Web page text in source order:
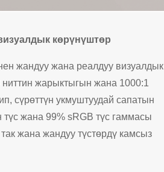
көрүнүштөр
жандуу жана реалдуу визуалдык
ниттин жарыктыгын жана 1000:1
сүрөттүн укмуштуудай сапатын
жана 99% sRGB түс гаммасы
жана жандуу түстөрдү камсыз